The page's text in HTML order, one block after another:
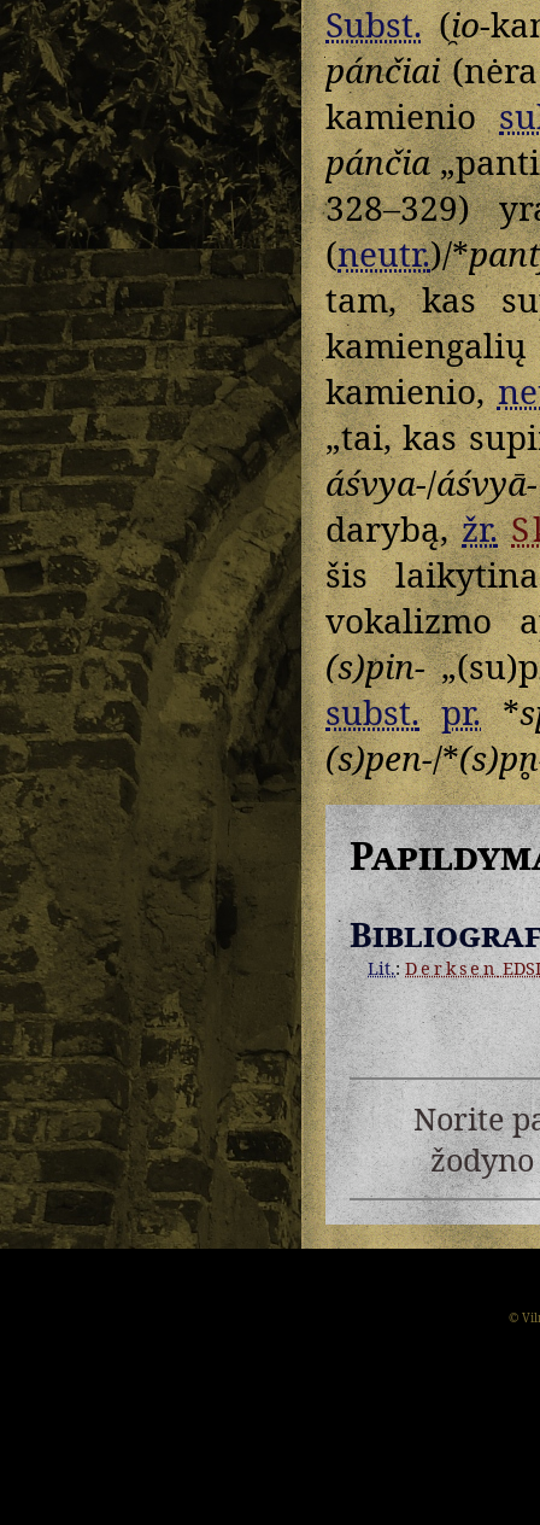
Subst.(i̯o-
pánčiai
kamienio
pánčia
328–329)
(neutr.)/*
tam, kas
kamienio,
„tai, kas
áśvya-/áśvyā-
darybą,žr.
šis
vokalizmo
(s)pin-
subst. pr.*
(s)pen-/*
Lit.:Derksen
Norite
©